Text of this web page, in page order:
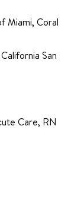
Miami, Coral
San
Care, RN